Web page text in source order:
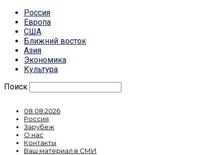
Россия
Европа
США
Ближний восток
Азия
Экономика
Культура
Поиск
08.08.2026
Россия
Зарубеж
О нас
Контакты
Ваш материал в СМИ